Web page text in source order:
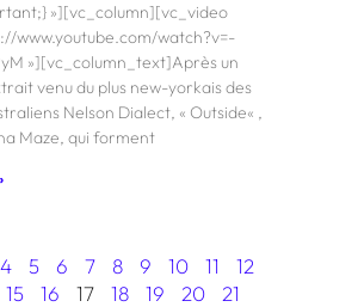
»][vc_column][vc_video
www.youtube.com/watch?v=-
»][vc_column_text]Après un
venu du plus new-yorkais des
Nelson Dialect, « Outside« ,
Maze, qui forment
4 5 6 7 8 9 10 11
12
15 16 17 18 19 20
21